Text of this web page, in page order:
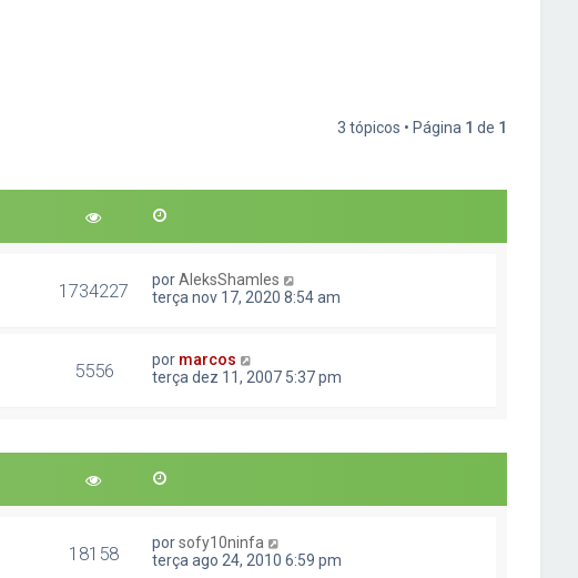
3 tópicos • Página 1 de 1
1734227 porAleksShamles
terça nov 17, 2020 8:54 am
5556 por marcos
terça dez 11, 2007 5:37 pm
18158 porsofy10ninfa
terça ago 24, 2010 6:59 pm